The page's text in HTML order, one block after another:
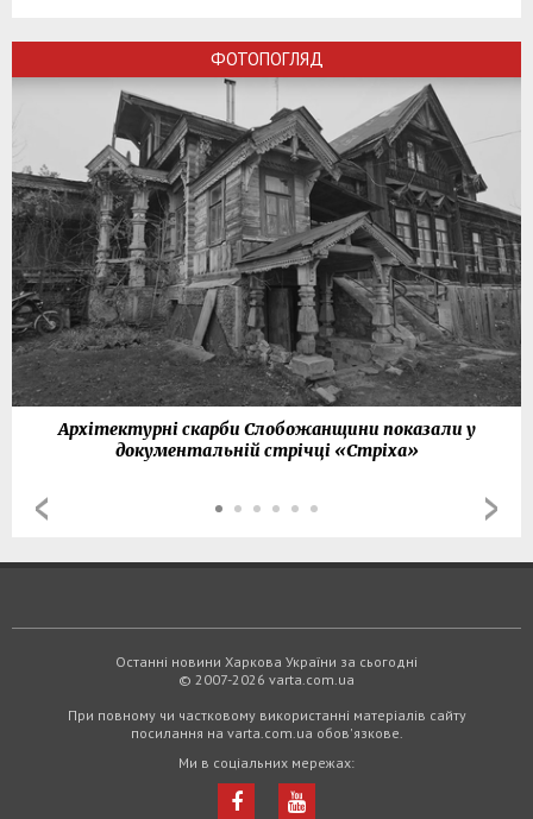
ФОТОПОГЛЯД
Архітектурні скарби Слобожанщини показали у
документальній стрічці «Стріха»
Останні новини Харкова України за сьогодні
© 2007-2026 varta.com.ua
При повному чи частковому використанні матеріалів сайту
посилання на varta.com.ua обов'язкове.
Ми в соціальних мережах: